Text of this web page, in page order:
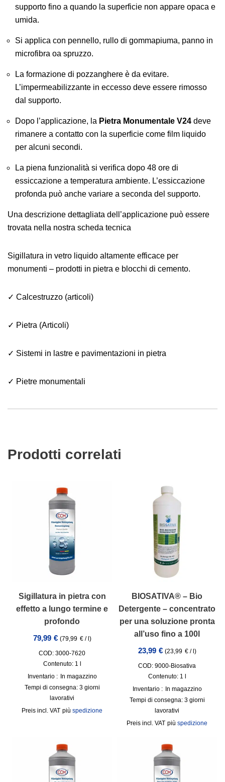
supporto fino a quando la superficie non appare opaca e
umida.
Si applica con pennello, rullo di gommapiuma, panno in
microfibra oa spruzzo.
La formazione di pozzanghere è da evitare.
L’impermeabilizzante in eccesso deve essere rimosso
dal supporto.
Dopo l’applicazione, la Pietra Monumentale V24 deve
rimanere a contatto con la superficie come film liquido
per alcuni secondi.
La piena funzionalità si verifica dopo 48 ore di
essiccazione a temperatura ambiente. L’essiccazione
profonda può anche variare a seconda del supporto.
Una descrizione dettagliata dell’applicazione può essere
trovata nella nostra scheda tecnica
Sigillatura in vetro liquido altamente efficace per
monumenti – prodotti in pietra e blocchi di cemento.
✓ Calcestruzzo (articoli)
✓ Pietra (Articoli)
✓ Sistemi in lastre e pavimentazioni in pietra
✓ Pietre monumentali
Prodotti correlati
Sigillatura in pietra con
effetto a lungo termine e
profondo
79,99 € (79,99 €/ )
COD: 3000-7620
Contenuto: 1 l
Inventario : In magazzino
Tempi di consegna: 3 giorni
lavorativi
incl. VAT più spedizione
BIOSATIVA® – Bio
Detergente – concentrato
per una soluzione pronta
all’uso fino a 100l
23,99 € (23,99 €/ )
COD: 9000-Biosativa
Contenuto: 1 l
Inventario : In magazzino
Tempi di consegna: 3 giorni
lavorativi
incl. VAT più spedizione